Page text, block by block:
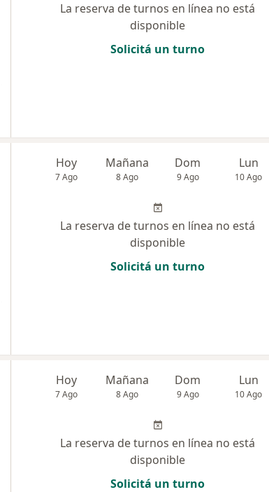
La reserva de turnos en línea no está
disponible
Solicitá un turno
Hoy
7 Ago
Mañana
8 Ago
Dom
9 Ago
Lun
10 Ago
La reserva de turnos en línea no está
disponible
Solicitá un turno
Hoy
7 Ago
Mañana
8 Ago
Dom
9 Ago
Lun
10 Ago
La reserva de turnos en línea no está
disponible
Solicitá un turno